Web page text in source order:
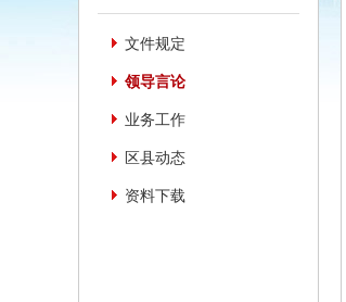
文件规定
领导言论
业务工作
区县动态
资料下载